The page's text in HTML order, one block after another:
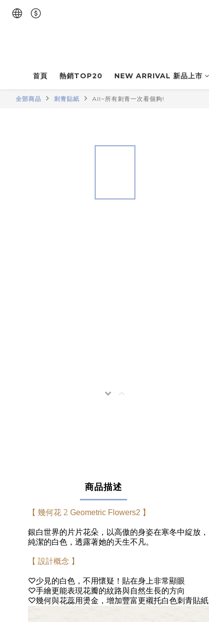
首頁 熱銷TOP20 NEW ARRIVAL 新品上市
全部商品 刺青貼紙 All~所有刺青一次看個夠!
商品描述
【 幾何花 2 Geometric Flowers2 】
銀白世界的片片花朵，以高傲的身姿在寒冬中綻放，
純潔的白色，透露著她的天生不凡。
【 設計概念 】
♡少見的白色，不用懷疑！貼在身上非常顯眼
♡手繪更能表現花瓣的紋路與自然生長的方向
♡幾何與花蕊用燙金，增加豐富更襯托白色刺青貼紙